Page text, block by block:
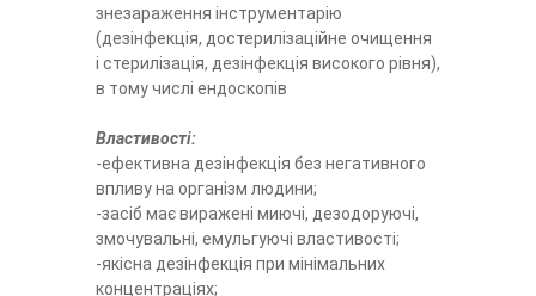
знезараження інструментарію
(дезінфекція, достерилізаційне очищення
і стерилізація, дезінфекція високого рівня),
в тому числі ендоскопів
Властивості:
-ефективна дезінфекція без негативного
впливу на організм людини;
-засіб має виражені миючі, дезодоруючі,
змочувальні, емульгуючі властивості;
-якісна дезінфекція при мінімальних
концентраціях;